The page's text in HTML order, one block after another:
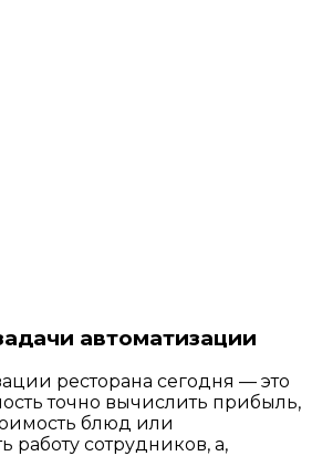
автоматизации
ресторана сегодня — это
точно вычислить прибыль,
блюд или
работу сотрудников, а,